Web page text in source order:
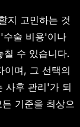
지 고민하는 것
수술 비용'이나
수 있습니다.
이며, 그 선택의
사후 관리'가 되
기준을 최상으